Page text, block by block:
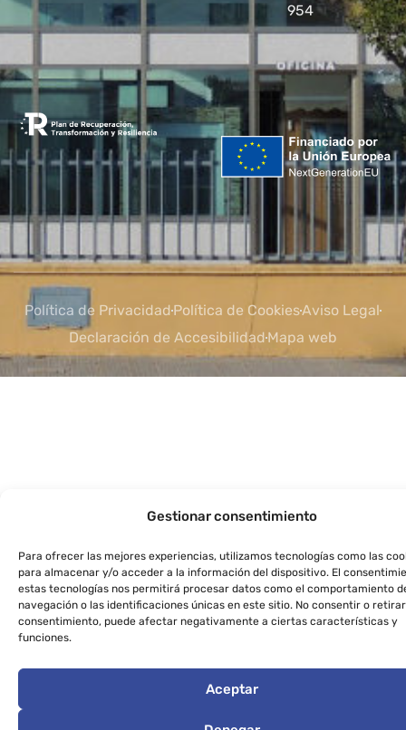
Gestionar consentimiento
Para ofrecer las mejores experiencias, utilizamos tecnologías como las
para almacenar y/o acceder a la información del dispositivo. El
estas tecnologías nos permitirá procesar datos como el comportamiento
navegación o las identificaciones únicas en este sitio. No consentir o
consentimiento, puede afectar negativamente a ciertas características y
funciones.
Aceptar
954
Política de Privacidad Política de CookiesAviso Legal
Declaración de Accesibilidad Mapa web